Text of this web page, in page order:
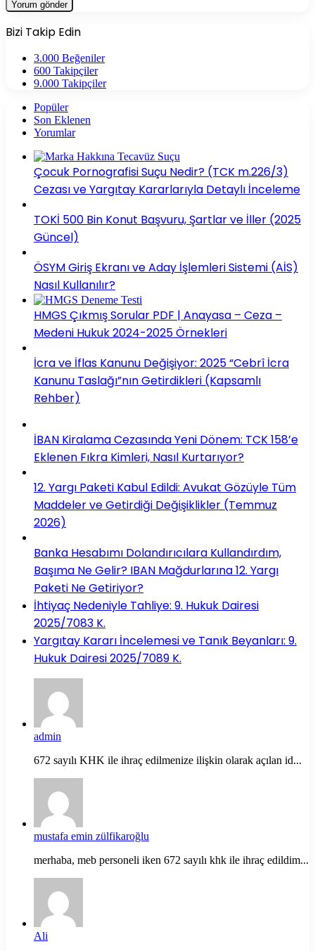
Bizi Takip Edin
3.000 Beğeniler
600 Takipçiler
9.000 Takipçiler
Popüler
Son Eklenen
Yorumlar
Çocuk Pornografisi Suçu Nedir? (TCK m.226/3)
Cezası ve Yargıtay Kararlarıyla Detaylı İnceleme
TOKİ 500 Bin Konut Başvuru, Şartlar ve İller (2025
Güncel)
ÖSYM Giriş Ekranı ve Aday İşlemleri Sistemi (AİS)
Nasıl Kullanılır?
HMGS Çıkmış Sorular PDF | Anayasa – Ceza –
Medeni Hukuk 2024-2025 Örnekleri
İcra ve İflas Kanunu Değişiyor: 2025 “Cebrî İcra
Kanunu Taslağı”nın Getirdikleri (Kapsamlı
Rehber)
İBAN Kiralama Cezasında Yeni Dönem: TCK 158’e
Eklenen Fıkra Kimleri, Nasıl Kurtarıyor?
12. Yargı Paketi Kabul Edildi: Avukat Gözüyle Tüm
Maddeler ve Getirdiği Değişiklikler (Temmuz
2026)
Banka Hesabımı Dolandırıcılara Kullandırdım,
Başıma Ne Gelir? IBAN Mağdurlarına 12. Yargı
Paketi Ne Getiriyor?
İhtiyaç Nedeniyle Tahliye: 9. Hukuk Dairesi
2025/7083 K.
Yargıtay Kararı İncelemesi ve Tanık Beyanları: 9.
Hukuk Dairesi 2025/7089 K.
admin
672 sayılı KHK ile ihraç edilmenize ilişkin olarak açılan id...
mustafa emin zülfikaroğlu
merhaba, meb personeli iken 672 sayılı khk ile ihraç edildim...
Ali